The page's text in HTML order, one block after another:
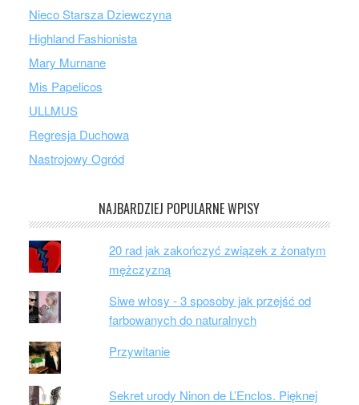
Nieco Starsza Dziewczyna
Highland Fashionista
Mary Murnane
Mis Papelicos
ULLMUS
Regresja Duchowa
Nastrojowy Ogród
NAJBARDZIEJ POPULARNE WPISY
20 rad jak zakończyć związek z żonatym
mężczyzną
Siwe włosy - 3 sposoby jak przejść od
farbowanych do naturalnych
Przywitanie
Sekret urody Ninon de L’Enclos. Pięknej